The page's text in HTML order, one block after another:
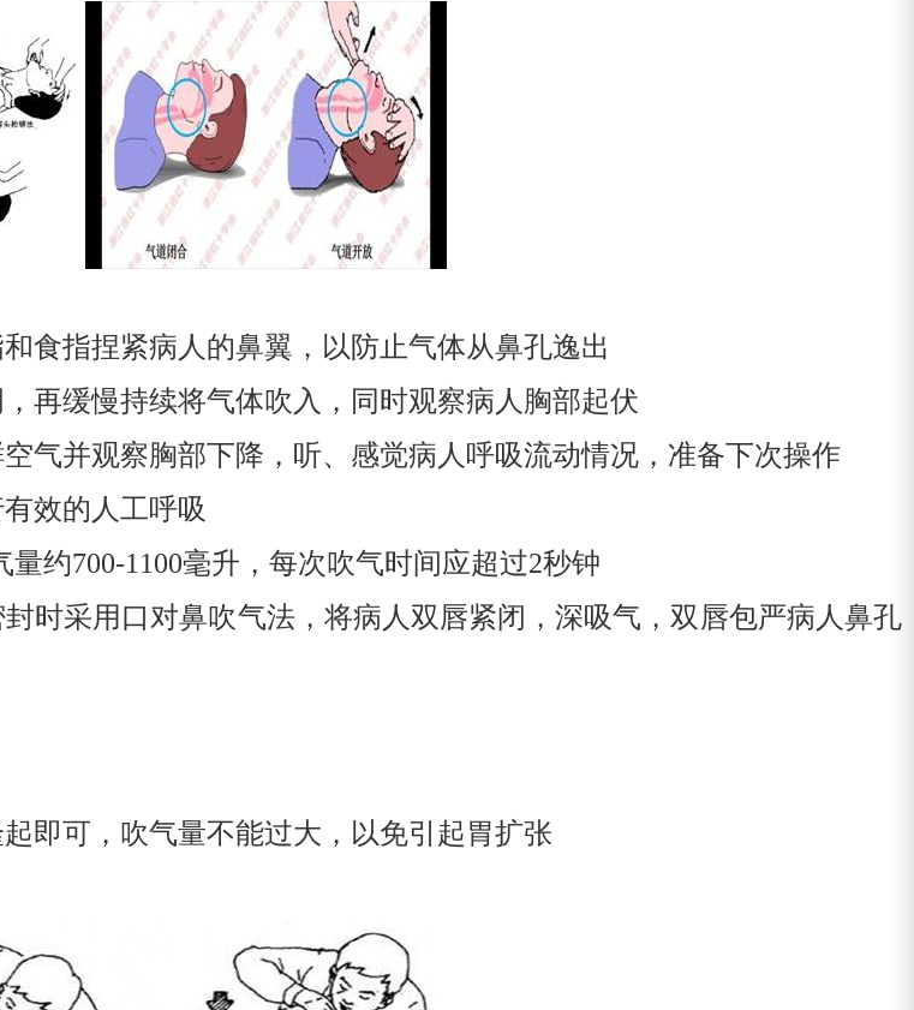
食指捏紧病人的鼻翼，以防止气体从鼻孔逸出
再缓慢持续将气体吹入，同时观察病人胸部起伏
气并观察胸部下降，听、感觉病人呼吸流动情况，准备下次操作
效的人工呼吸
量约700-1100毫升，每次吹气时间应超过2秒钟
时采用口对鼻吹气法，将病人双唇紧闭，深吸气，双唇包严病人鼻孔
即可，吹气量不能过大，以免引起胃扩张